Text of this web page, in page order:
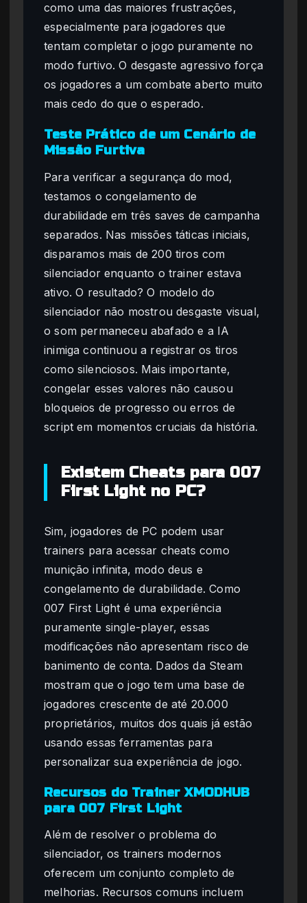
como uma das maiores frustrações,
especialmente para jogadores que
tentam completar o jogo puramente no
modo furtivo. O desgaste agressivo força
os jogadores a um combate aberto muito
mais cedo do que o esperado.
Teste Prático de um Cenário de
Missão Furtiva
Para verificar a segurança do mod,
testamos o congelamento de
durabilidade em três saves de campanha
separados. Nas missões táticas iniciais,
disparamos mais de 200 tiros com
silenciador enquanto o trainer estava
ativo. O resultado? O modelo do
silenciador não mostrou desgaste visual,
o som permaneceu abafado e a IA
inimiga continuou a registrar os tiros
como silenciosos. Mais importante,
congelar esses valores não causou
bloqueios de progresso ou erros de
script em momentos cruciais da história.
Existem Cheats para 007
First Light no PC?
Sim, jogadores de PC podem usar
trainers para acessar cheats como
munição infinita, modo deus e
congelamento de durabilidade. Como
007 First Light é uma experiência
puramente single-player, essas
modificações não apresentam risco de
banimento de conta. Dados da Steam
mostram que o jogo tem uma base de
jogadores crescente de até 20.000
proprietários, muitos dos quais já estão
usando essas ferramentas para
personalizar sua experiência de jogo.
Recursos do Trainer XMODHUB
para 007 First Light
Além de resolver o problema do
silenciador, os trainers modernos
oferecem um conjunto completo de
melhorias. Recursos comuns incluem